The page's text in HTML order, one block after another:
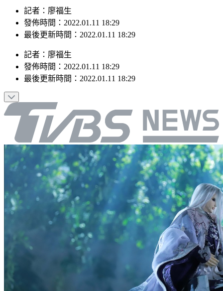
記者：廖福生
發佈時間：2022.01.11 18:29
記者：廖福生
發佈時間：2022.01.11 18:29